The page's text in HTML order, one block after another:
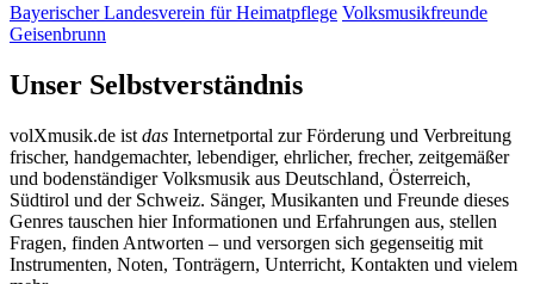
Bayerischer Landesverein für Heimatpflege Volksmusikfreunde
Geisenbrunn
Unser Selbstverständnis
volXmusik.de ist das Internetportal zur Förderung und Verbreitung
frischer, handgemachter, lebendiger, ehrlicher, frecher, zeitgemäßer
und bodenständiger Volksmusik aus Deutschland, Österreich,
Südtirol und der Schweiz. Sänger, Musikanten und Freunde dieses
Genres tauschen hier Informationen und Erfahrungen aus, stellen
Fragen, finden Antworten – und versorgen sich gegenseitig mit
Instrumenten, Noten, Tonträgern, Unterricht, Kontakten und vielem